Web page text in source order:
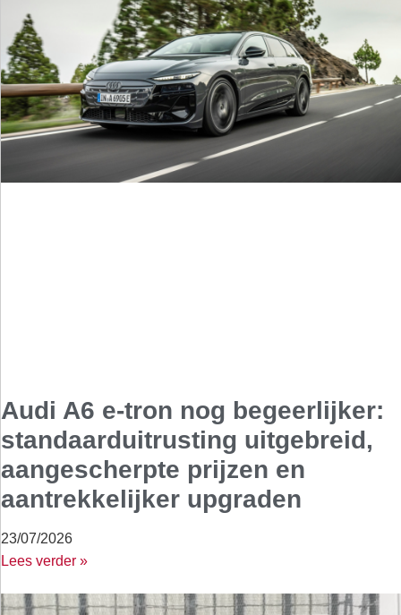
Audi A6 e-tron nog begeerlijker:
standaarduitrusting uitgebreid,
aangescherpte prijzen en
aantrekkelijker upgraden
23/07/2026
Lees verder »